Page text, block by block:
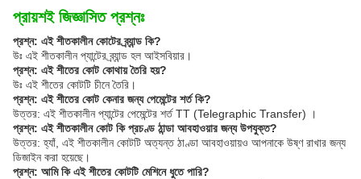
প্রায়শই জিজ্ঞাসিত প্রশ্নঃ
প্রশ্ন: এই শীতকালীন কোটের ব্র্যান্ড কি?
উঃ এই শীতকালীন প্যান্টের ব্র্যান্ড হল আইসবিয়ার।
প্রশ্ন: এই শীতের কোট কোথায় তৈরি হয়?
উঃ এই শীতের কোটটি চীনে তৈরি।
প্রশ্ন: এই শীতের কোট কেনার জন্য পেমেন্টের শর্ত কি?
উত্তর: এই শীতকালীন প্যান্টের পেমেন্টের শর্ত TT (Telegraphic Transfer) ।
প্রশ্ন: এই শীতকালীন কোট কি প্রচণ্ড ঠান্ডা আবহাওয়ার জন্য উপযুক্ত?
উত্তর: হ্যাঁ, এই শীতকালীন কোটটি অত্যন্ত ঠাণ্ডা আবহাওয়ায়ও আপনাকে উষ্ণ রাখার জন্য
ডিজাইন করা হয়েছে।
প্রশ্ন: আমি কি এই শীতের কোটটি মেশিনে ধুতে পারি?